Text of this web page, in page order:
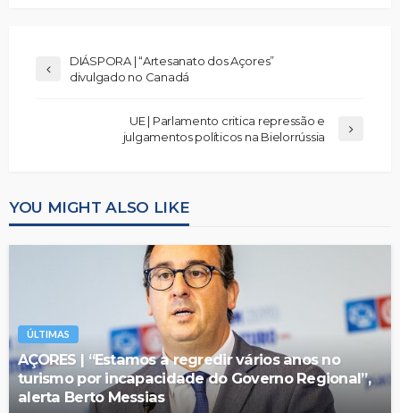
DIÁSPORA | “Artesanato dos Açores”
divulgado no Canadá
UE | Parlamento critica repressão e
julgamentos políticos na Bielorrússia
YOU MIGHT ALSO LIKE
ÚLTIMAS
AÇORES | “Estamos a regredir vários anos no
turismo por incapacidade do Governo Regional”,
alerta Berto Messias